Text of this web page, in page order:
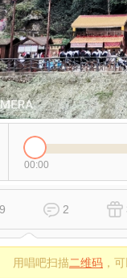
00:00
9 2
用唱吧扫描二维码 ，